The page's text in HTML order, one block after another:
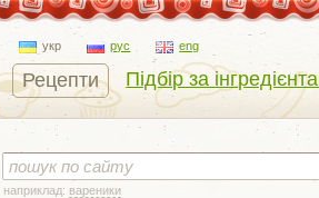
укр рус eng
Рецепти Підбір за
наприклад: вареники